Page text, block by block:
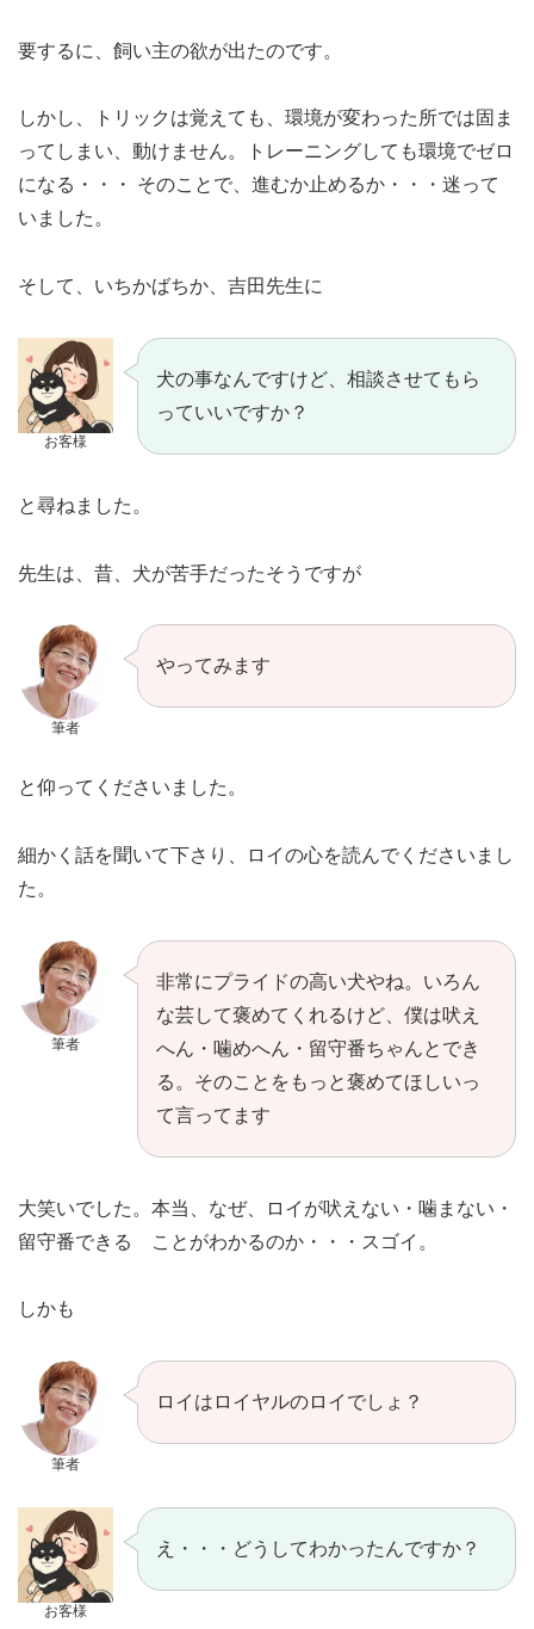
要するに、飼い主の欲が出たのです。
しかし、トリックは覚えても、環境が変わった所では固ま
ってしまい、動けません。トレーニングしても環境でゼロ
になる・・・ そのことで、進むか止めるか・・・迷って
いました。
そして、いちかばちか、吉田先生に
お客様
犬の事なんですけど、相談させてもら
っていいですか？
と尋ねました。
先生は、昔、犬が苦手だったそうですが
筆者
やってみます
と仰ってくださいました。
細かく話を聞いて下さり、ロイの心を読んでくださいまし
た。
筆者
非常にプライドの高い犬やね。いろん
な芸して褒めてくれるけど、僕は吠え
へん・噛めへん・留守番ちゃんとでき
る。そのことをもっと褒めてほしいっ
て言ってます
大笑いでした。本当、なぜ、ロイが吠えない・噛まない・
留守番できる ことがわかるのか・・・スゴイ。
しかも
筆者
ロイはロイヤルのロイでしょ？
お客様
え・・・どうしてわかったんですか？